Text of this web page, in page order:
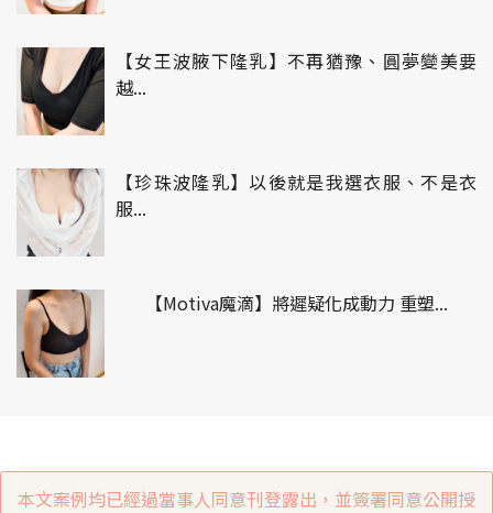
【女王波腋下隆乳】不再猶豫、圓夢變美要
越...
【珍珠波隆乳】以後就是我選衣服、不是衣
服...
【Motiva魔滴】將遲疑化成動力 重塑...
本文案例均已經過當事人同意刊登露出，並簽署同意公開授